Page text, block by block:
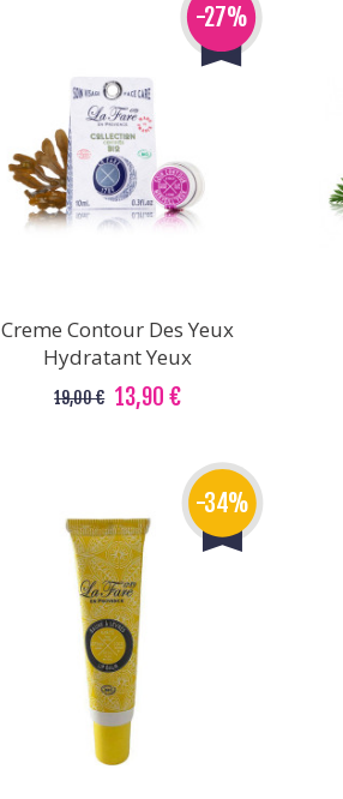
-27%
Creme Contour Des Yeux
Hydratant Yeux
19,00 € 13,90 €
-34%